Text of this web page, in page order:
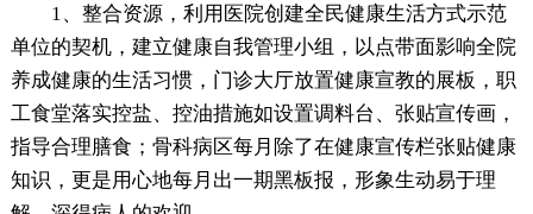
1、整合资源，利用医院创建全民健康生活方式示范
单位的契机，建立健康自我管理小组，以点带面影响全院
养成健康的生活习惯，门诊大厅放置健康宣教的展板，职
工食堂落实控盐、控油措施如设置调料台、张贴宣传画，
指导合理膳食；骨科病区每月除了在健康宣传栏张贴健康
知识，更是用心地每月出一期黑板报，形象生动易于理